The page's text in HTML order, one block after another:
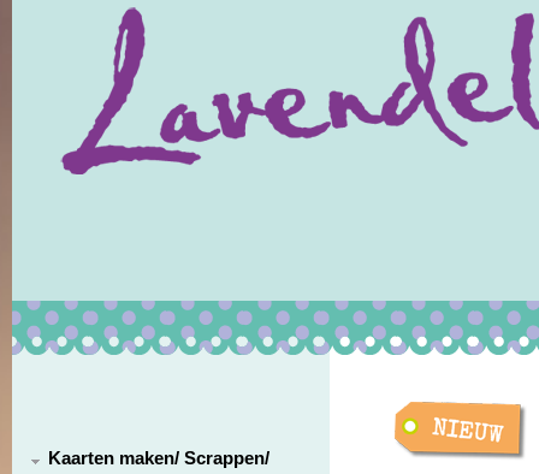
Kaarten maken/ Scrappen/